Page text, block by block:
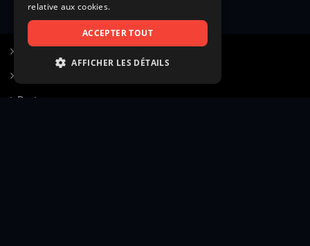
Poster une annonce
relative aux cookies.
ACCEPTER TOUT
AFFICHER LES DÉTAILS